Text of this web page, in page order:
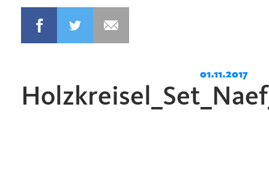
01.11.2017